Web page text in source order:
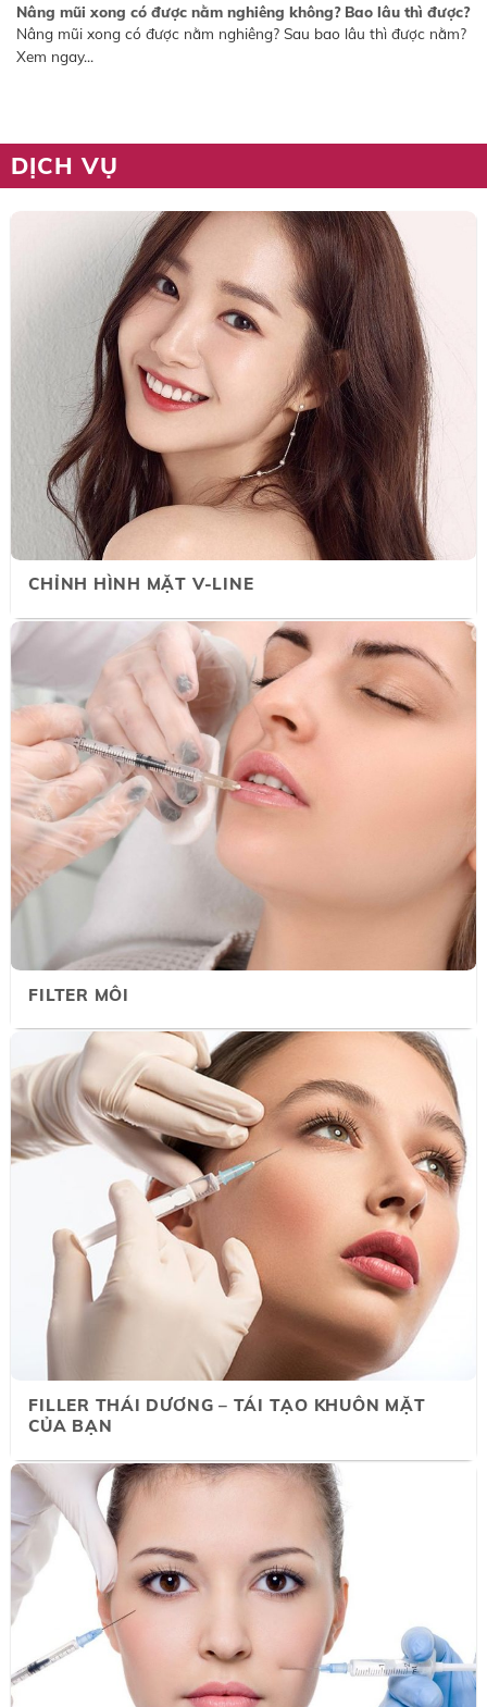
Nâng mũi xong có được nằm nghiêng không? Bao lâu thì được?
Nâng mũi xong có được nằm nghiêng? Sau bao lâu thì được nằm?
Xem ngay...
DỊCH VỤ
CHỈNH HÌNH MẶT V-LINE
FILTER MÔI
FILLER THÁI DƯƠNG – TÁI TẠO KHUÔN MẶT
CỦA BẠN